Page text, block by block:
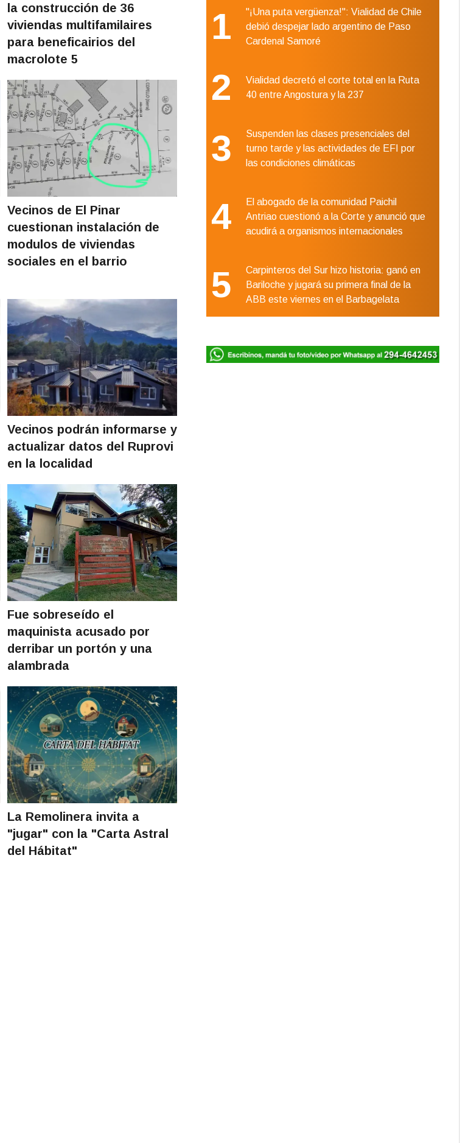
la construcción de 36
viviendas multifamilaires
para beneficairios del
macrolote 5
Vecinos de El Pinar
cuestionan instalación de
modulos de viviendas
sociales en el barrio
Vecinos podrán informarse y
actualizar datos del Ruprovi
en la localidad
Fue sobreseído el
maquinista acusado por
derribar un portón y una
alambrada
La Remolinera invita a
"jugar" con la "Carta Astral
del Hábitat"
1
"¡Una puta vergüenza!": Vialidad de Chile
debió despejar lado argentino de Paso
Cardenal Samoré
2
Vialidad decretó el corte total en la Ruta
40 entre Angostura y la 237
3
Suspenden las clases presenciales del
turno tarde y las actividades de EFI por
las condiciones climáticas
4
El abogado de la comunidad Paichil
Antriao cuestionó a la Corte y anunció que
acudirá a organismos internacionales
5
Carpinteros del Sur hizo historia: ganó en
Bariloche y jugará su primera final de la
ABB este viernes en el Barbagelata